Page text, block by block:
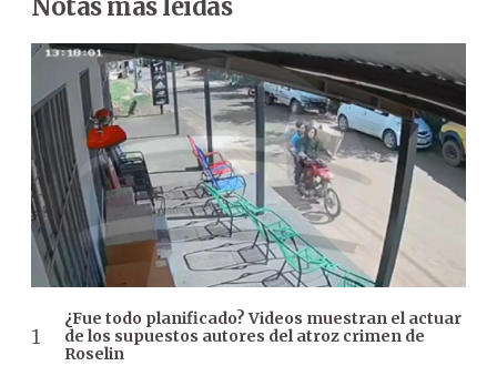
Notas más leídas
¿Fue todo planificado? Videos muestran el actuar
de los supuestos autores del atroz crimen de
Roselin